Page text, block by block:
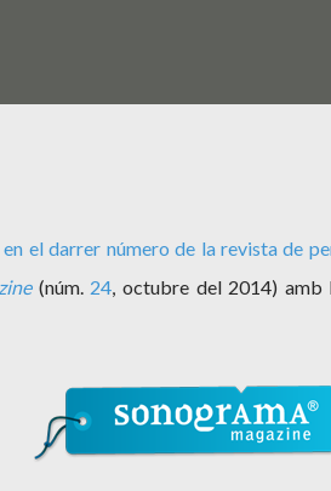
en el darrer número de la revista de
(núm. 24, octubre del 2014) amb